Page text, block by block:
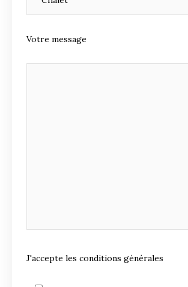
Votre message
J'accepte les conditions générales